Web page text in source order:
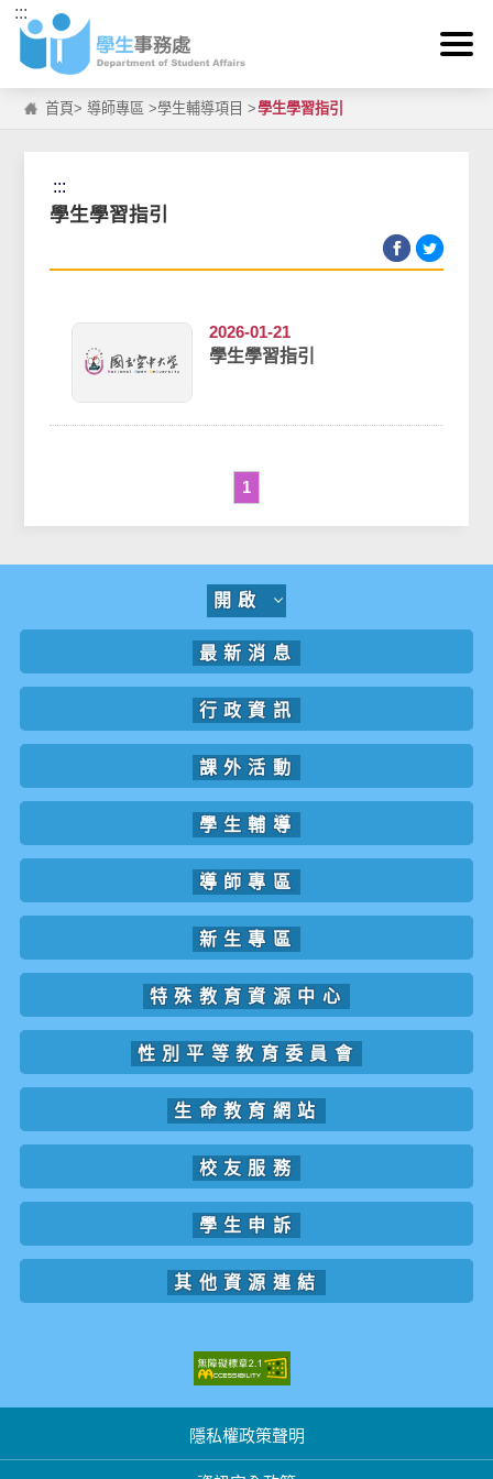
跳到主要內容區塊
:::
首頁>導師專區 >學生輔導項目 >學生學習指引
:::
學生學習指引
2026-01-21
學生學習指引
1
開啟
最新消息
行政資訊
課外活動
學生輔導
導師專區
新生專區
特殊教育資源中心
性別平等教育委員會
生命教育網站
校友服務
學生申訴
其他資源連結
隱私權政策聲明